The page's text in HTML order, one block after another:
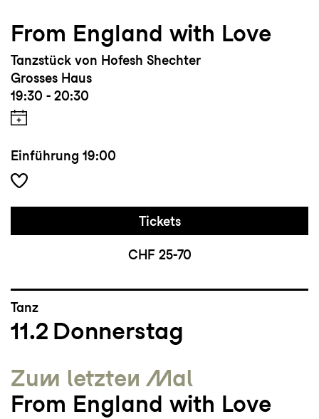
From England with Love
Tanzstück von Hofesh Shechter
Grosses Haus
19:30 - 20:30
Einführung 19:00
Tickets
CHF 25-70
Tanz
11.2 Donnerstag
Zum letzten Mal
From England with Love